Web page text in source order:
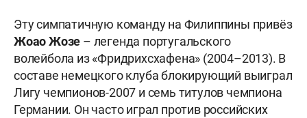
Эту симпатичную команду на Филиппины привёз
Жоао Жозе – легенда португальского
волейбола из «Фридрихсхафена» (2004–2013). В
составе немецкого клуба блокирующий выиграл
Лигу чемпионов-2007 и семь титулов чемпиона
Германии. Он часто играл против российских